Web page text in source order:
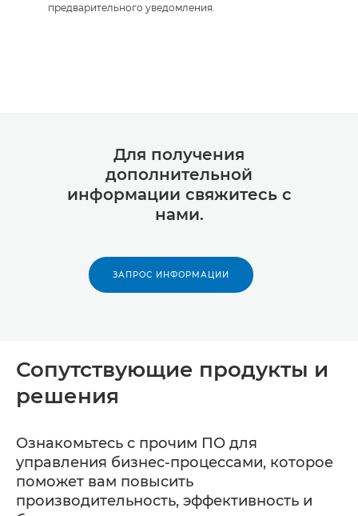
предварительного уведомления.
Для получения
дополнительной
информации свяжитесь с
нами.
ЗАПРОС ИНФОРМАЦИИ
Сопутствующие продукты и
решения
Ознакомьтесь с прочим ПО для
управления бизнес-процессами, которое
поможет вам повысить
производительность, эффективность и